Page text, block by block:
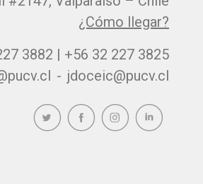
¿Cómo llegar?
3882 | +56 32 227 3825
- jdoceic@pucv.cl